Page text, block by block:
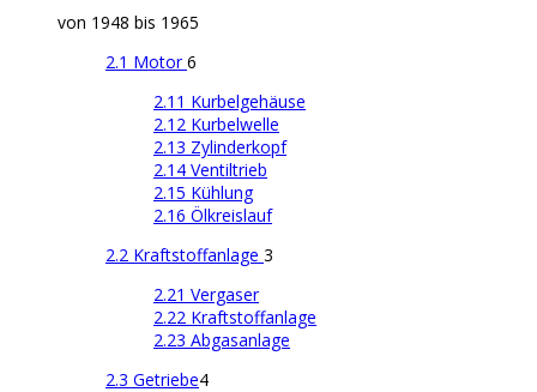
von 1948 bis 1965
2.1 Motor6
2.11 Kurbelgehäuse
2.12 Kurbelwelle
2.13 Zylinderkopf
2.14 Ventiltrieb
2.15 Kühlung
2.16 Ölkreislauf
2.2 Kraftstoffanlage 3
2.21 Vergaser
2.22 Kraftstoffanlage
2.23 Abgasanlage
2.3 Getriebe4